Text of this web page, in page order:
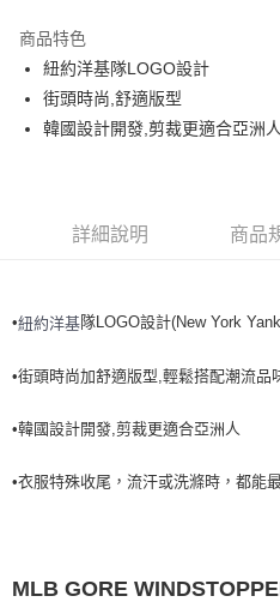
Apple Pay
街口支付
全家取貨付款<未取貨列黑名單/不
全家取貨<不支援離島取退>
每筆NT$60，滿NT$499(含以上)免
7-11取貨<不支援離島取退>
每筆NT$80，滿NT$699(含以上)
商品特色
紐約洋基隊LOGO設計
街頭時尚,舒適版型
韓國設計開發,剪裁更適合亞洲人
詳細說明 商品
•紐約洋基隊LOGO設計(New York
•街頭時尚加舒適版型,輕鬆搭配潮流品
•韓國設計開發,剪裁更適合亞洲人
•衣服特殊收尾，流汗或洗滌時，都能
MLB GORE